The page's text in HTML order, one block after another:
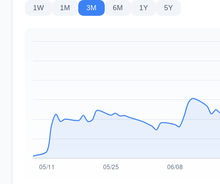
1W 1M 3M 6M 1Y 5Y